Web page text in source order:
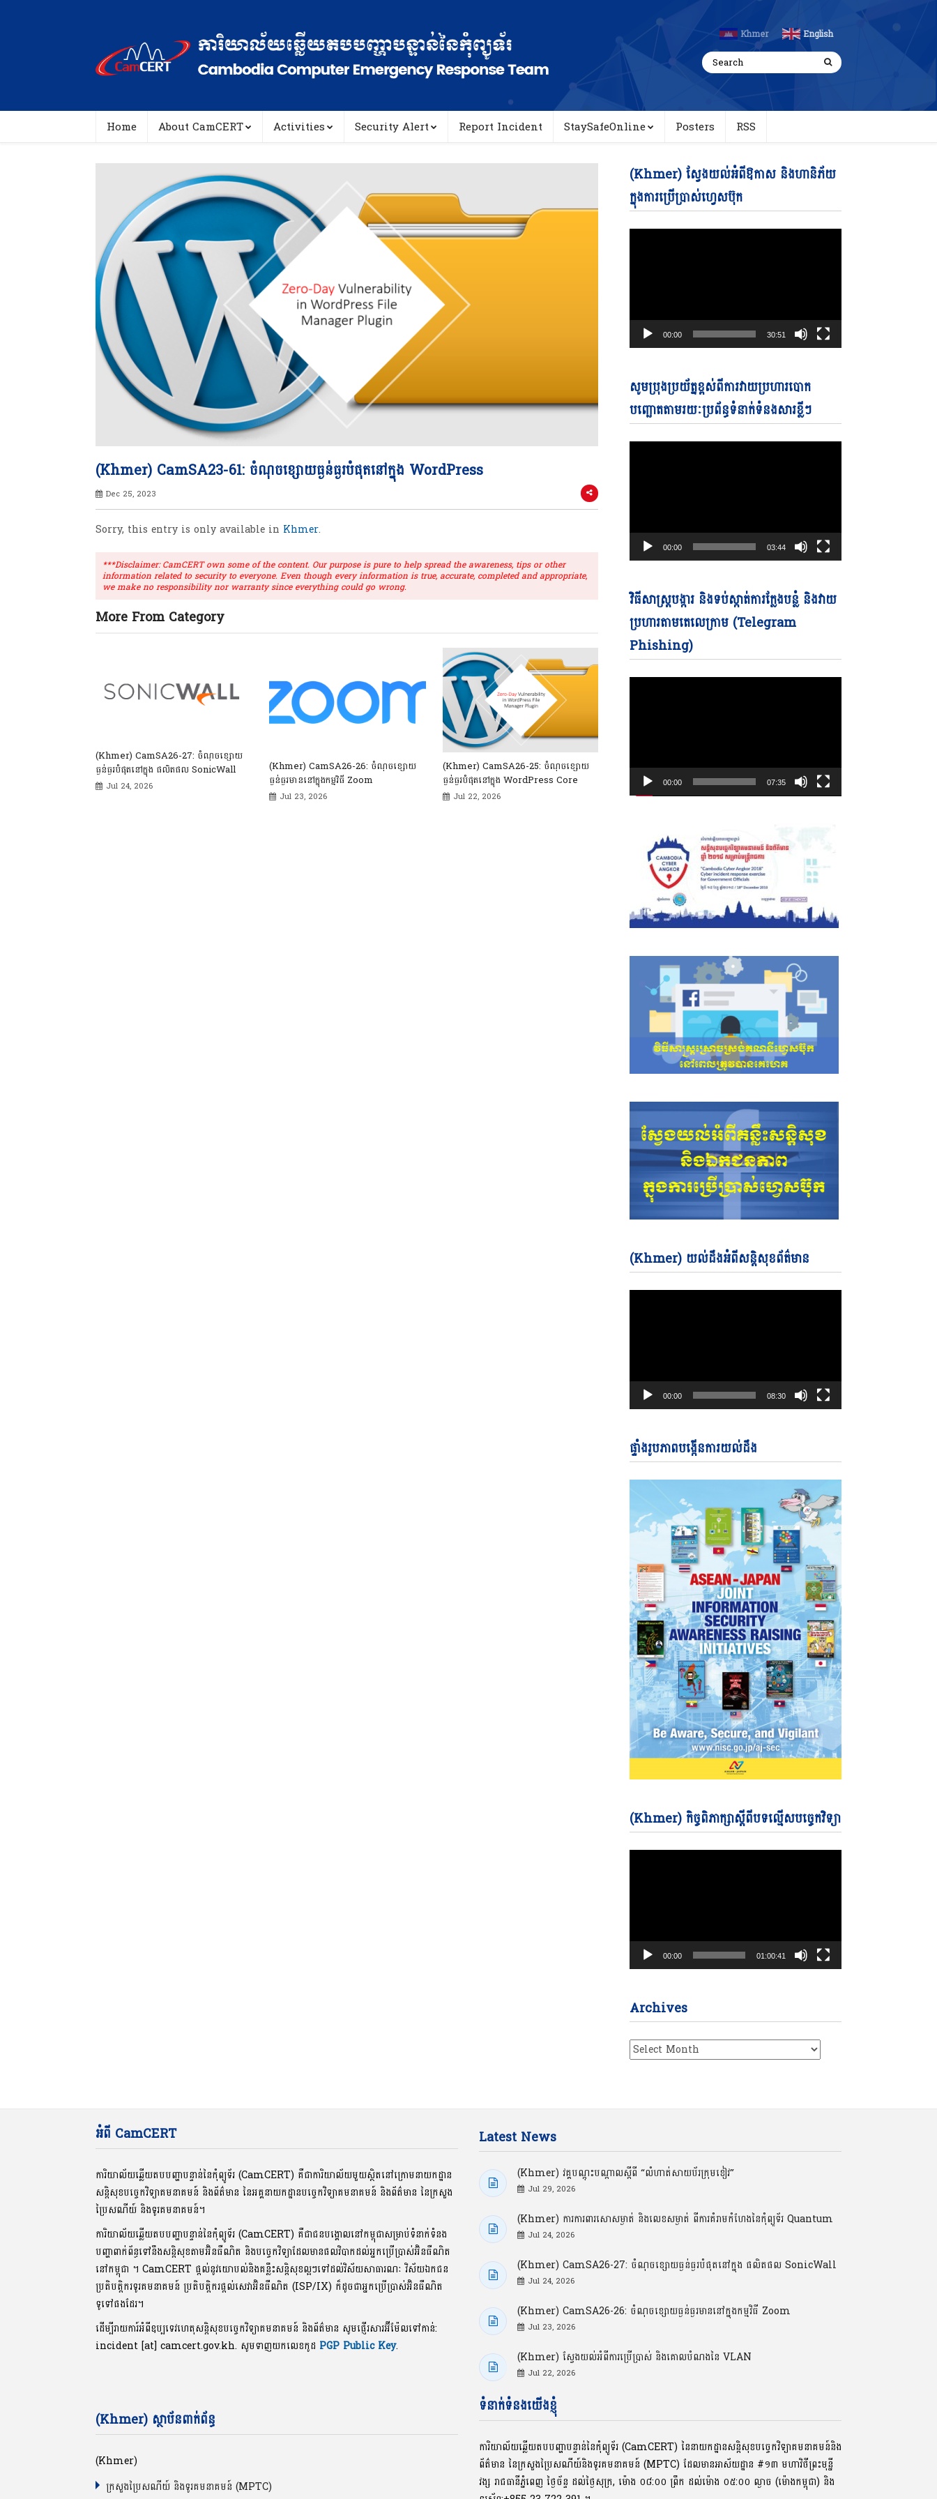
Khmer English
Home About CamCERT Activities Security Alert Report Incident StaySafeOnline Posters RSS
(Khmer) CamSA23-61: ចំណុចខ្សោយធ្ងន់ធ្ងរបំផុតនៅក្នុង WordPress
Dec 25, 2023
Sorry, this entry is only available in Khmer.
***Disclaimer: CamCERT own some of the content. Our purpose is pure to help spread the awareness, tips or other
information related to security to everyone. Even though every information is true, accurate, completed and appropriate,
we make no responsibility nor warranty since everything could go wrong.
More From Category
(Khmer) CamSA26-27: ចំណុចខ្សោយ
ធ្ងន់ធ្ងរបំផុតនៅក្នុង ផលិតផល SonicWall
Jul 24, 2026
(Khmer) CamSA26-26: ចំណុចខ្សោយ
ធ្ងន់ធ្ងរមាននៅក្នុងកម្មវិធី Zoom
Jul 23, 2026
(Khmer) CamSA26-25: ចំណុចខ្សោយ
ធ្ងន់ធ្ងរបំផុតនៅក្នុង WordPress Core
Jul 22, 2026
(Khmer) ស្វែងយល់អំពីឱកាស និងហានិភ័យ
ក្នុងការប្រើប្រាស់ហ្វេសប៊ុក
00:00 30:51
សូមប្រុងប្រយ័ត្នខ្ពស់ពីការវាយប្រហារបោក
បញ្ឆោតតាមរយៈប្រព័ន្ធទំនាក់ទំនងសារខ្លីៗ
00:00 03:44
វិធីសាស្ត្របង្ការ និងទប់ស្កាត់ការក្លែងបន្លំ និងវាយ
ប្រហារតាមតេលេក្រាម (Telegram
Phishing)
00:00 07:35
(Khmer) យល់ដឹងអំពីសន្តិសុខព័ត៌មាន
Player
00:00 08:30
ផ្ទាំងរូបភាពបង្កើនការយល់ដឹង
(Khmer) កិច្ចពិភាក្សាស្តីពីបទល្មើសបច្ចេកវិទ្យាVideo
Player
00:00 01:00:41
Archives
Archives
អំពី CamCERT
ការិយាល័យឆ្លើយតបបញ្ហាបន្ទាន់នៃកុំព្យូទ័រ (CamCERT) គឺជាការិយាល័យមួយស្ថិតនៅក្រោមនាយកដ្ឋាន
សន្តិសុខបច្ចេកវិទ្យាគមនាគមន៍ និងព័ត៌មាន នៃអគ្គនាយកដ្ឋានបច្ចេកវិទ្យាគមនាគមន៍ និងព័ត៌មាន នៃក្រសួង
ប្រៃសណីយ៍ និងទូរគមនាគមន៍។
ការិយាល័យឆ្លើយតបបញ្ហាបន្ទាន់នៃកុំព្យូទ័រ (CamCERT) គឺជាជនបង្គោលនៅកម្ពុជាសម្រាប់ទំនាក់ទំនង
បញ្ហាពាក់ព័ន្ធទៅនឹងសន្តិសុខតាមអ៊ិនធឺណិត និងបច្ចេកវិទ្យាដែលមានផលវិបាកដល់អ្នកប្រើប្រាស់អ៊ិនធឺណិត
នៅកម្ពុជា ។ CamCERT ផ្តល់នូវយោបល់និងគន្លឹះសន្តិសុខល្អៗទៅដល់វិស័យសាធារណៈ វិស័យឯកជន
ប្រតិបត្តិករទូរគមនាគមន៍ ប្រតិបត្តិករផ្តល់សេវាអ៊ិនធឺណិត (ISP/IX) ក៏ដូចជាអ្នកប្រើប្រាស់អ៊ិនធឺណិត
ទូទៅផងដែរ។
ដើម្បីរាយការ៍អំពីឧប្បទេវហេតុសន្តិសុខបច្ចេកវិទ្យាគមនាគមន៍ និងព័ត៌មាន សូមផ្ញើរសារអ៊ីម៉ែលទៅកាន់:
incident [at] camcert.gov.kh. សូមទាញយកលេខកូដ PGP Public Key.
(Khmer) ស្ថាប័នពាក់ព័ន្ធ
(Khmer)
ក្រសួងប្រៃសណីយ៍ និងទូរគមនាគមន៍ (MPTC)
Latest News
(Khmer) វគ្គបណ្ដុះបណ្ដាលស្ដីពី “លំហាត់សាយប័រក្រុមខៀវ”
Jul 29, 2026
(Khmer) ការការពារសោសម្ងាត់ និងលេខសម្ងាត់ ពីការគំរាមកំហែងនៃកុំព្យូទ័រ Quantum
Jul 24, 2026
(Khmer) CamSA26-27: ចំណុចខ្សោយធ្ងន់ធ្ងរបំផុតនៅក្នុង ផលិតផល SonicWall
Jul 24, 2026
(Khmer) CamSA26-26: ចំណុចខ្សោយធ្ងន់ធ្ងរមាននៅក្នុងកម្មវិធី Zoom
Jul 23, 2026
(Khmer) ស្វែងយល់អំពីការប្រើប្រាស់ និងគោលបំណងនៃ VLAN
Jul 22, 2026
ទំនាក់ទំនងយើងខ្ញុំ
ការិយាល័យឆ្លើយតបបញ្ហាបន្ទាន់នៃកុំព្យូទ័រ (CamCERT) នៃនាយកដ្ឋានសន្តិសុខបច្ចេកវិទ្យាគមនាគមន៍និង
ព័ត៌មាន នៃក្រសួងប្រៃសណីយ៍និងទូរគមនាគមន៍ (MPTC) ដែលមានអាស័យដ្ឋាន #១៣ មហាវិថីព្រះមុនី្ន
វង្ស រាជធានីភ្នំពេញ ថ្ងៃច័ន្ទ ដល់ថ្ងៃសុក្រ, ម៉ោង ០៨:០០ ​ព្រឹក ដល់ម៉ោង ០៥:០០ ល្ងាច (ម៉ោងកម្ពុជា) និង